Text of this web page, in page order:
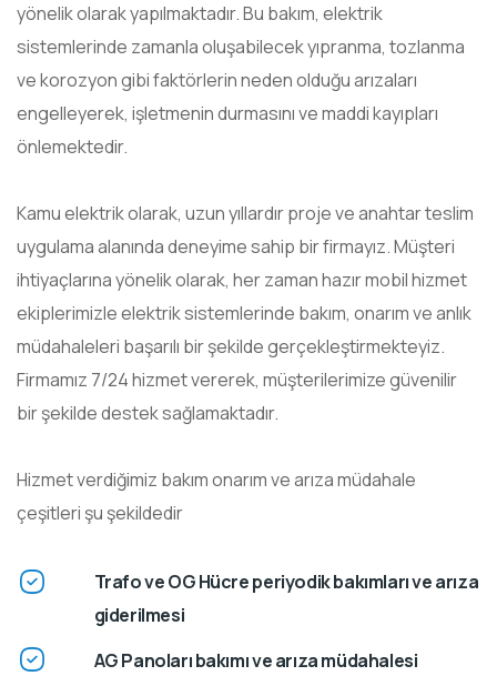
yönelik olarak yapılmaktadır. Bu bakım, elektrik
sistemlerinde zamanla oluşabilecek yıpranma, tozlanma
ve korozyon gibi faktörlerin neden olduğu arızaları
engelleyerek, işletmenin durmasını ve maddi kayıpları
önlemektedir.
Kamu elektrik olarak, uzun yıllardır proje ve anahtar teslim
uygulama alanında deneyime sahip bir firmayız. Müşteri
ihtiyaçlarına yönelik olarak, her zaman hazır mobil hizmet
ekiplerimizle elektrik sistemlerinde bakım, onarım ve anlık
müdahaleleri başarılı bir şekilde gerçekleştirmekteyiz.
Firmamız 7/24 hizmet vererek, müşterilerimize güvenilir
bir şekilde destek sağlamaktadır.
Hizmet verdiğimiz bakım onarım ve arıza müdahale
çeşitleri şu şekildedir
Trafo ve OG Hücre periyodik bakımları ve arıza
giderilmesi
AG Panoları bakımı ve arıza müdahalesi